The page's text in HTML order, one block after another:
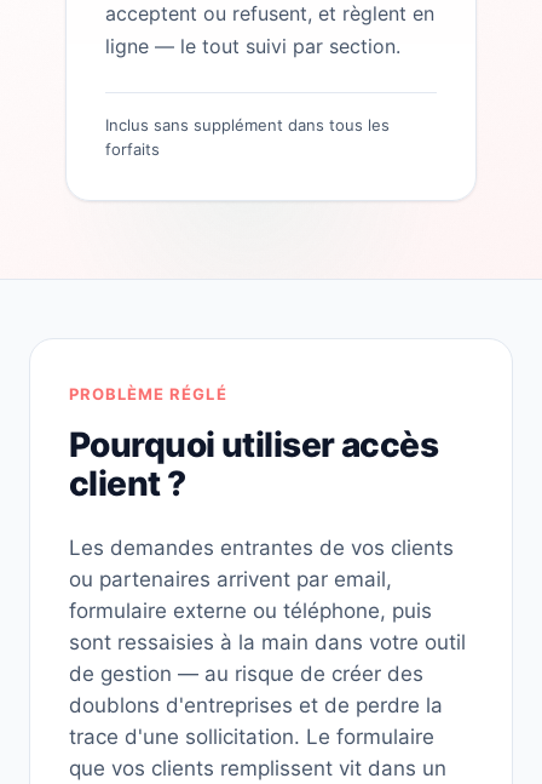
acceptent ou refusent, et règlent en
ligne — le tout suivi par section.
Inclus sans supplément dans tous les
forfaits
PROBLÈME RÉGLÉ
Pourquoi utiliser accès
client ?
Les demandes entrantes de vos clients
ou partenaires arrivent par email,
formulaire externe ou téléphone, puis
sont ressaisies à la main dans votre outil
de gestion — au risque de créer des
doublons d'entreprises et de perdre la
trace d'une sollicitation. Le formulaire
que vos clients remplissent vit dans un